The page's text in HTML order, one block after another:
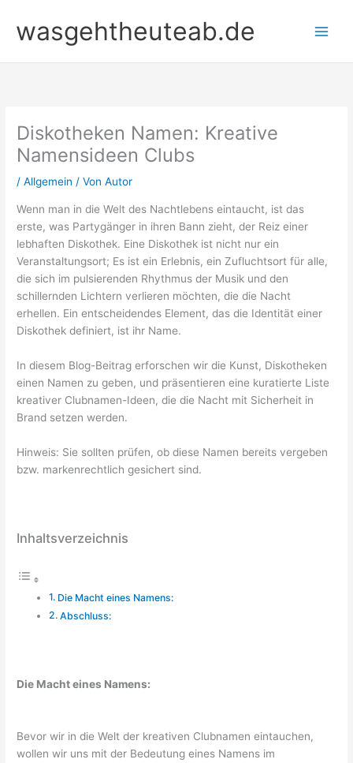
Inhalt
springen
wasgehtheuteab.de
Diskotheken Namen: Kreative
Namensideen Clubs
/Allgemein / VonAutor
Wenn man in die Welt des Nachtlebens eintaucht, ist das
erste, was Partygänger in ihren Bann zieht, der Reiz einer
lebhaften Diskothek. Eine Diskothek ist nicht nur ein
Veranstaltungsort; Es ist ein Erlebnis, ein Zufluchtsort für alle,
die sich im pulsierenden Rhythmus der Musik und den
schillernden Lichtern verlieren möchten, die die Nacht
erhellen. Ein entscheidendes Element, das die Identität einer
Diskothek definiert, ist ihr Name.
In diesem Blog-Beitrag erforschen wir die Kunst, Diskotheken
einen Namen zu geben, und präsentieren eine kuratierte Liste
kreativer Clubnamen-Ideen, die die Nacht mit Sicherheit in
Brand setzen werden.
Hinweis: Sie sollten prüfen, ob diese Namen bereits vergeben
bzw. markenrechtlich gesichert sind.
Inhaltsverzeichnis
Die Macht eines Namens:
Abschluss:
Die Macht eines Namens:
Bevor wir in die Welt der kreativen Clubnamen eintauchen,
wollen wir uns mit der Bedeutung eines Namens im